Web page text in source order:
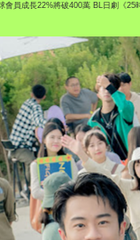
會員成長22%將破400萬 BL日劇《